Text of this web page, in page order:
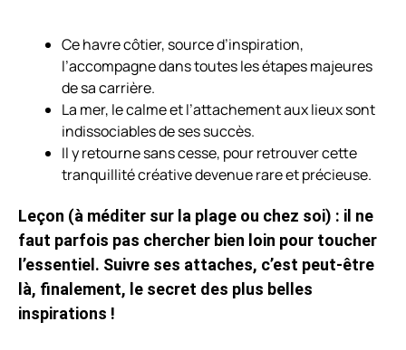
Ce havre côtier, source d’inspiration,
l’accompagne dans toutes les étapes majeures
de sa carrière.
La mer, le calme et l’attachement aux lieux sont
indissociables de ses succès.
Il y retourne sans cesse, pour retrouver cette
tranquillité créative devenue rare et précieuse.
Leçon (à méditer sur la plage ou chez soi) : il ne
faut parfois pas chercher bien loin pour toucher
l’essentiel. Suivre ses attaches, c’est peut-être
là, finalement, le secret des plus belles
inspirations !